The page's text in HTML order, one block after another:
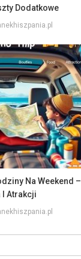
Dodatkowe
Na Weekend
I Atrakcji